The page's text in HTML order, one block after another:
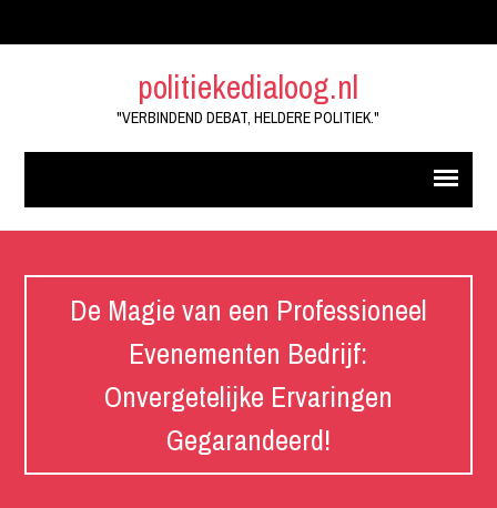
politiekedialoog.nl
"VERBINDEND DEBAT, HELDERE POLITIEK."
De Magie van een Professioneel
Evenementen Bedrijf:
Onvergetelijke Ervaringen
Gegarandeerd!